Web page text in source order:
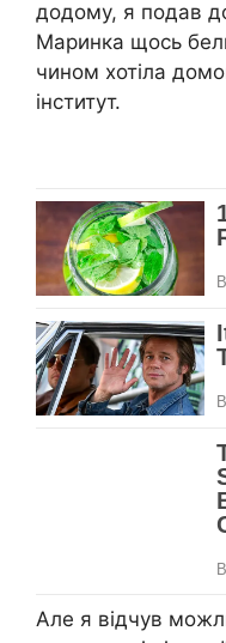
додому, я подав
Маринка щось
чином хотіла
інститут.
Але я відчув